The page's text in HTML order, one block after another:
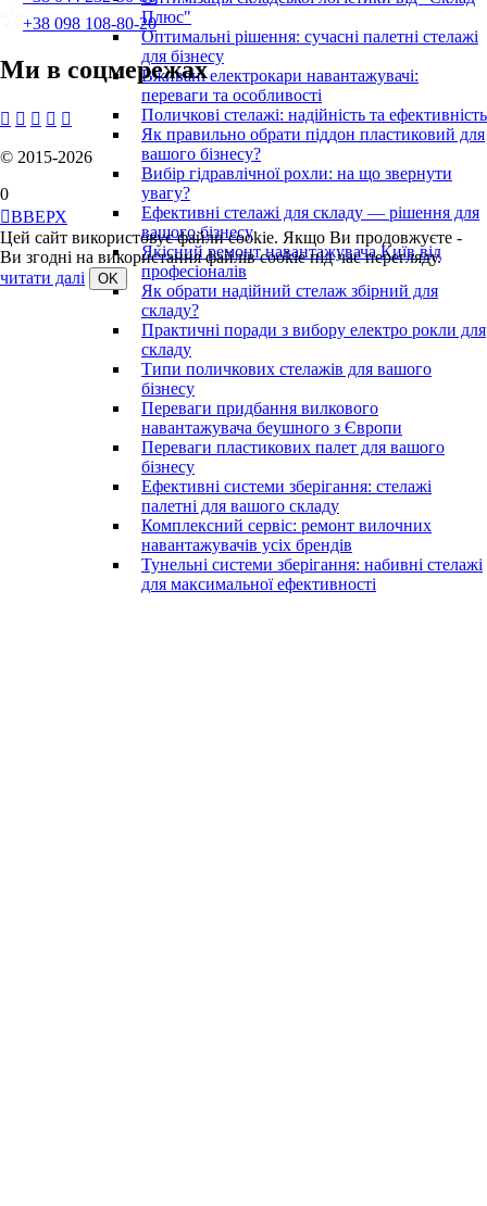
Плюс"
Оптимальні рішення: сучасні палетні стелажі
для бізнесу
Вживані електрокари навантажувачі:
переваги та особливості
Поличкові стелажі: надійність та ефективність
Як правильно обрати піддон пластиковий для
вашого бізнесу?
Вибір гідравлічної рохли: на що звернути
увагу?
Ефективні стелажі для складу — рішення для
вашого бізнесу
Якісний ремонт навантажувача Київ від
професіоналів
Як обрати надійний стелаж збірний для
складу?
Практичні поради з вибору електро рокли для
складу
Типи поличкових стелажів для вашого
бізнесу
Переваги придбання вилкового
навантажувача беушного з Європи
Переваги пластикових палет для вашого
бізнесу
Ефективні системи зберігання: стелажі
палетні для вашого складу
Комплексний сервіс: ремонт вилочних
навантажувачів усіх брендів
Тунельні системи зберігання: набивні стелажі
для максимальної ефективності
+38 098 108-80-20
Ми в соцмережах
    
© 2015-2026
0
ВВЕРХ
Цей сайт використовує файли cookie. Якщо Ви продовжуєте -
Ви згодні на використання файлів cookie під час перегляду.
читати далі